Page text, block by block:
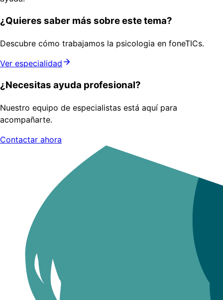
¿Quieres saber más sobre este tema?
Descubre cómo trabajamos la psicologia en foneTICs.
Ver especialidad
¿Necesitas ayuda profesional?
Nuestro equipo de especialistas está aquí para
acompañarte.
Contactar ahora